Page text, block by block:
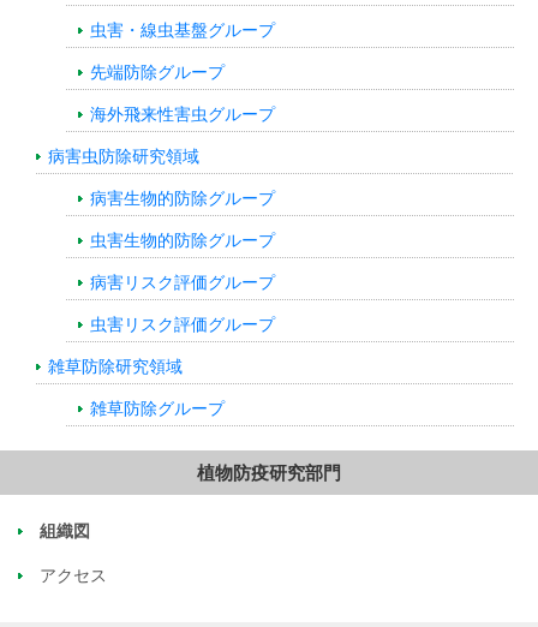
虫害・線虫基盤グループ
先端防除グループ
海外飛来性害虫グループ
病害虫防除研究領域
病害生物的防除グループ
虫害生物的防除グループ
病害リスク評価グループ
虫害リスク評価グループ
雑草防除研究領域
雑草防除グループ
植物防疫研究部門
組織図
アクセス